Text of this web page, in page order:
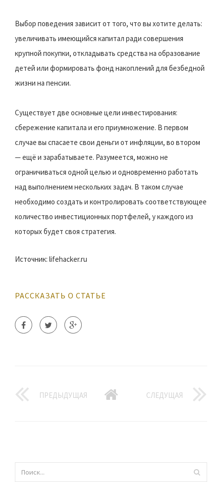
Выбор поведения зависит от того, что вы хотите делать:
увеличивать имеющийся капитал ради совершения
крупной покупки, откладывать средства на образование
детей или формировать фонд накоплений для безбедной
жизни на пенсии.
Существует две основные цели инвестирования:
сбережение капитала и его приумножение. В первом
случае вы спасаете свои деньги от инфляции, во втором
— ещё и зарабатываете. Разумеется, можно не
ограничиваться одной целью и одновременно работать
над выполнением нескольких задач. В таком случае
необходимо создать и контролировать соответствующее
количество инвестиционных портфелей, у каждого из
которых будет своя стратегия.
Источник: lifehacker.ru
РАССКАЗАТЬ О СТАТЬЕ
ПРЕДЫДУЩАЯ СЛЕДУЩАЯ